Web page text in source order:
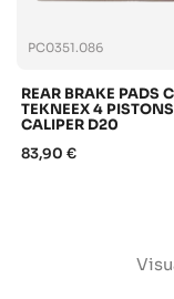
PC0351.086
REAR BRAKE PADS
TEKNEEX 4 PISTONS
CALIPER D20
83,90 €